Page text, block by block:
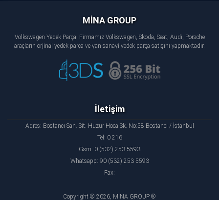
MİNA GROUP
Volkswagen Yedek Parça: Firmamız Volkswagen, Skoda, Seat, Audi, Porsche
araçların orjinal yedek parça ve yan sanayi yedek parça satışını yapmaktadır.
İletişim
Adres: Bostancı San. Sit. Huzur Hoca Sk. No:58 Bostancı / İstanbul
Tel: 0 216
Gsm: 0 (532) 253 5593
Whatsapp: 90 (532) 253 5593
Fax:
Copyright © 2026, MİNA GROUP ®